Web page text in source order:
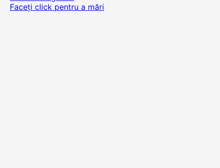
Faceți click pentru a mări